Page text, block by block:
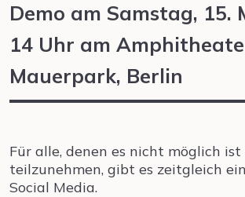
Demo am Samstag, 15.
14 Uhr am
Mauerpark, Berlin
Für alle, denen es nicht möglich
teilzunehmen, gibt es zeitgleich
Social Media.